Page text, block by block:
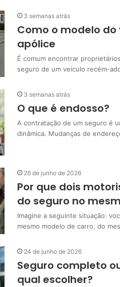
3 semanas atrás
Como o modelo
apólice
É comum encontrar
seguro de um veículo recém-
3 semanas atrás
O que é endosso?
A contratação de um seguro é
dinâmica. Mudanças de
26 de junho de 2026
Por que dois
do seguro no
Imagine a seguinte situação:
mesmo modelo de carro, do
24 de junho de 2026
Seguro completo
qual escolher?